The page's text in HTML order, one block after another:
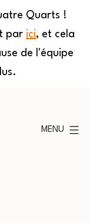
Quarts !
par ici, et cela
de l'équipe
MENU